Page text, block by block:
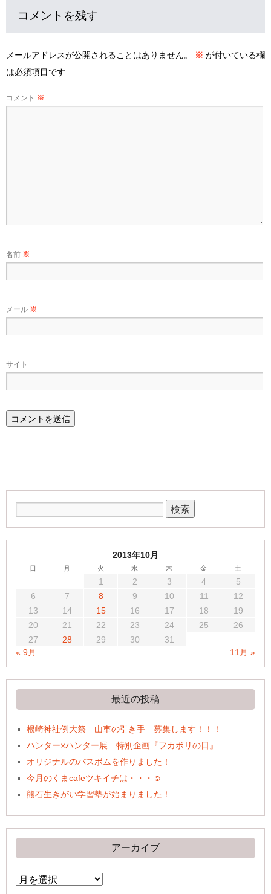
コメントを残す
メールアドレスが公開されることはありません。 ※ が付いている欄
は必須項目です
コメント ※
名前 ※
メール ※
サイト
2013年10月
日 月 火 水 木 金 土
1 2 3 4
5
6
7 8 9 10 11
12
13
14 15 16 17 18
19
20
21 22 23 24 25
26
27
28 29 30
31
« 9月
11月 »
最近の投稿
根崎神社例大祭 山車の引き手 募集します！！！
ハンター×ハンター展 特別企画『フカボリの日』
オリジナルのバスボムを作りました！
今月のくまcafeツキイチは・・・☺
熊石生きがい学習塾が始まりました！
アーカイブ
ア
ー